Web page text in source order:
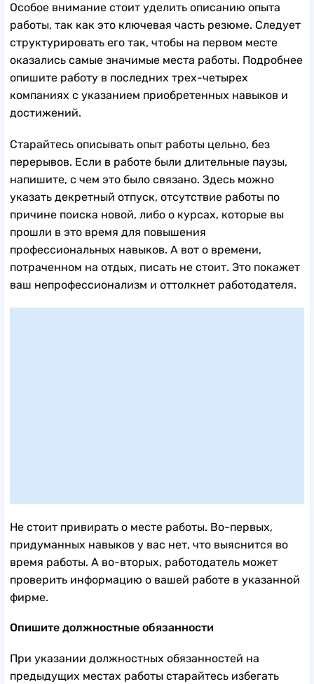
Особое внимание стоит уделить описанию опыта
работы, так как это ключевая часть резюме. Следует
структурировать его так, чтобы на первом месте
оказались самые значимые места работы. Подробнее
опишите работу в последних трех-четырех
компаниях с указанием приобретенных навыков и
достижений.
Старайтесь описывать опыт работы цельно, без
перерывов. Если в работе были длительные паузы,
напишите, с чем это было связано. Здесь можно
указать декретный отпуск, отсутствие работы по
причине поиска новой, либо о курсах, которые вы
прошли в это время для повышения
профессиональных навыков. А вот о времени,
потраченном на отдых, писать не стоит. Это покажет
ваш непрофессионализм и оттолкнет работодателя.
Не стоит привирать о месте работы. Во-первых,
придуманных навыков у вас нет, что выяснится во
время работы. А во-вторых, работодатель может
проверить информацию о вашей работе в указанной
фирме.
Опишите должностные обязанности
При указании должностных обязанностей на
предыдущих местах работы старайтесь избегать